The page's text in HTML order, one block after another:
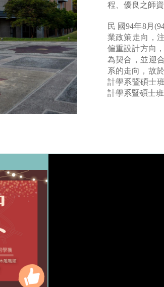
程、優良之師
民 國94年8月
業政策走向，
偏重設計方向
為契合，並迎
系的走向，故
計學系暨碩士
計學系暨碩士